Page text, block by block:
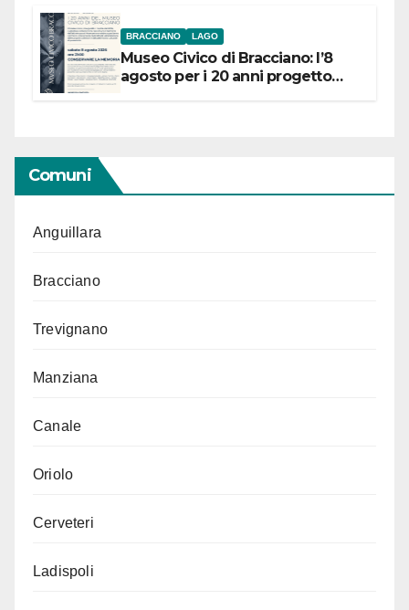
BRACCIANO LAGO
Museo Civico di Bracciano: l’8
agosto per i 20 anni progetto
Comuni
Anguillara
Bracciano
Trevignano
Manziana
Canale
Oriolo
Cerveteri
Ladispoli